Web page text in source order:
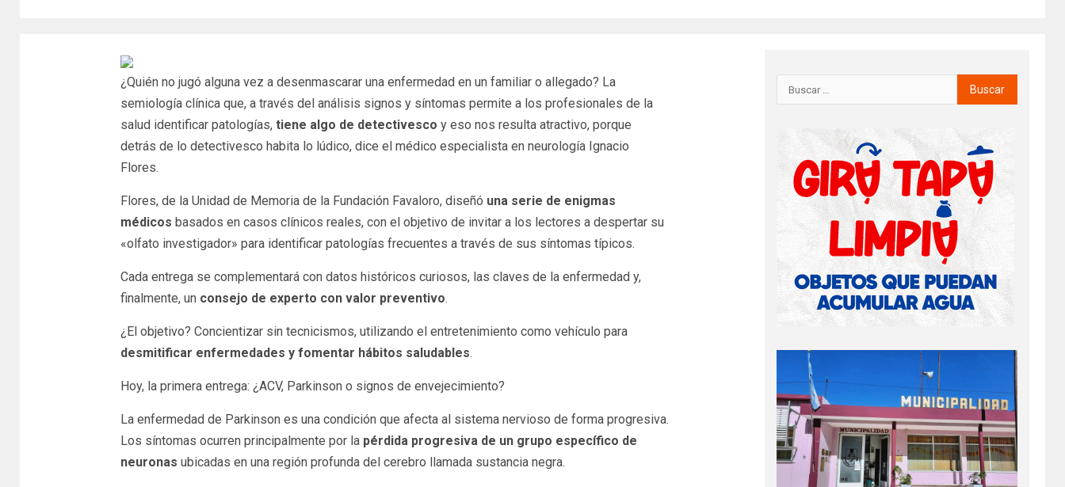
¿Quién no jugó alguna vez a desenmascarar una enfermedad en un familiar o allegado? La
semiología clínica que, a través del análisis signos y síntomas permite a los profesionales de la
salud identificar patologías,tiene algo de detectivesco y eso nos resulta atractivo, porque
detrás de lo detectivesco habita lo lúdico, dice el médico especialista en neurología Ignacio
Flores.
Flores, de la Unidad de Memoria de la Fundación Favaloro, diseñó una serie de enigmas
médicos basados en casos clínicos reales, con el objetivo de invitar a los lectores a despertar su
«olfato investigador» para identificar patologías frecuentes a través de sus síntomas típicos.
Cada entrega se complementará con datos históricos curiosos, las claves de la enfermedad y,
finalmente, un consejo de experto con valor preventivo.
¿El objetivo? Concientizar sin tecnicismos, utilizando el entretenimiento como vehículo para
desmitificar enfermedades y fomentar hábitos saludables.
Hoy, la primera entrega: ¿ACV, Parkinson o signos de envejecimiento?
La enfermedad de Parkinson es una condición que afecta al sistema nervioso de forma progresiva.
Los síntomas ocurren principalmente por la pérdida progresiva de un grupo específico de
neuronas ubicadas en una región profunda del cerebro llamada sustancia negra.